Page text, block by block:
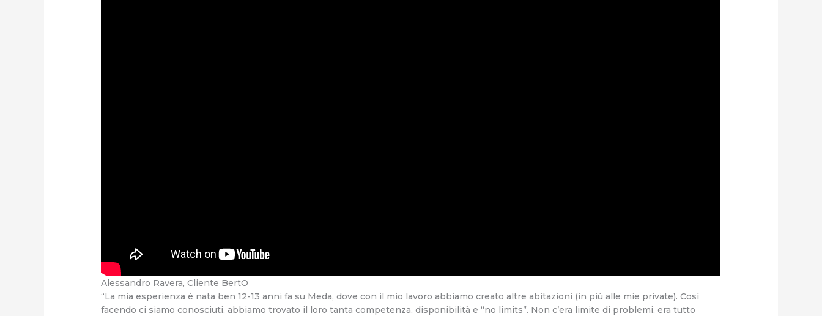
Alessandro Ravera, Cliente BertO
“La mia esperienza è nata ben 12-13 anni fa su Meda, dove con il mio lavoro abbiamo creato altre abitazioni (in più alle mie private). Così
facendo ci siamo conosciuti, abbiamo trovato il loro tanta competenza, disponibilità e “no limits”. Non c’era limite di problemi, era tutto